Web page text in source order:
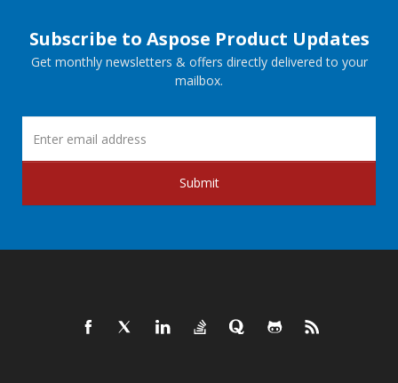
Subscribe to Aspose Product Updates
Get monthly newsletters & offers directly delivered to your
mailbox.
Submit